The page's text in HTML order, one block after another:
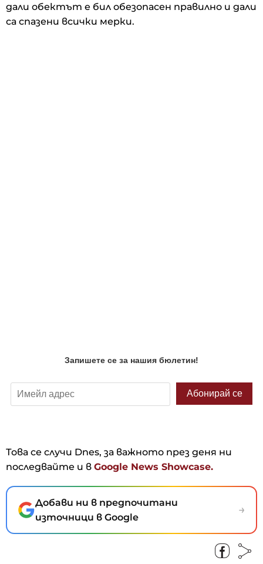
дали обектът е бил обезопасен правилно и дали
са спазени всички мерки.
Това се случи Dnes, за важното през деня ни
последвайте и в Google News Showcase.
Добави ни в предпочитани
източници в Google
→